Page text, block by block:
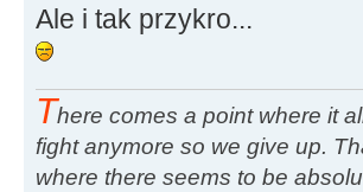
Ale i tak przykro...
There comes a point where it
fight anymore so we give up.
where there seems to be